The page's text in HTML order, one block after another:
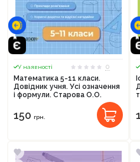
У наявності
0
Математика 5-11 класи.
Довідник учня. Усі означення
і формули. Старова О.О.
150 грн.
Оформити